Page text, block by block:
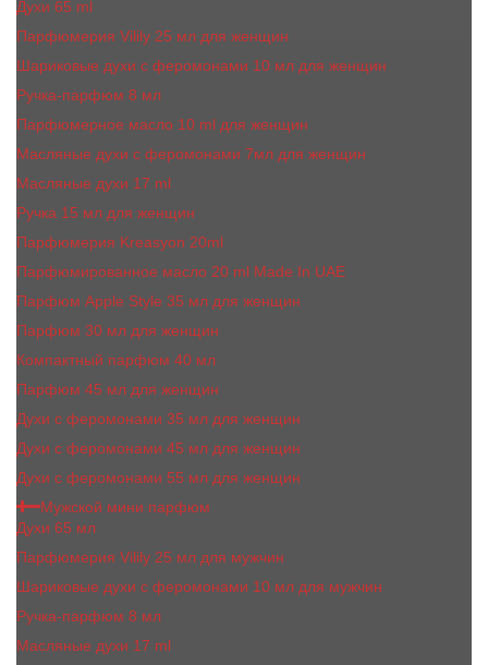
Духи 65 ml
Парфюмерия Vilily 25 мл для женщин
Шариковые духи с феромонами 10 мл для женщин
Ручка-парфюм 8 мл
Парфюмерное масло 10 ml для женщин
Масляные духи c феромонами 7мл для женщин
Масляные духи 17 ml
Ручка 15 мл для женщин
Парфюмерия Kreasyon 20ml
Парфюмированное масло 20 ml Made In UAE
Парфюм Apple Style 35 мл для женщин
Парфюм 30 мл для женщин
Компактный парфюм 40 мл
Парфюм 45 мл для женщин
Духи с феромонами 35 мл для женщин
Духи с феромонами 45 мл для женщин
Духи с феромонами 55 мл для женщин
Мужской мини парфюм
Духи 65 мл
Парфюмерия Vilily 25 мл для мужчин
Шариковые духи с феромонами 10 мл для мужчин
Ручка-парфюм 8 мл
Масляные духи 17 ml